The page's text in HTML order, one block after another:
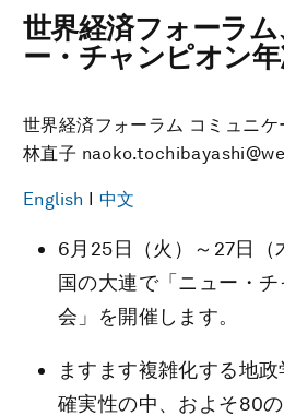
世界経済フォーラム
ー・チャンピオン
世界経済フォーラム コミュニ
林直子
English I中文
6月25日（火）～27日（
国の大連で「ニュー・
会」を開催します。
ますます複雑化する地
確実性の中、およそ80